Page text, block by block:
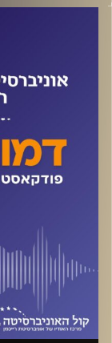
שובניזם וצבא.
והכרחי שתקום.
קישור לדו"ח
בעקבות אירועי 7 באוקטובר 2023 –
קרדיט תמונות: